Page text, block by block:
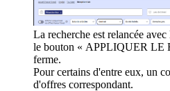
La recherche est relancée
le bouton « APPLIQUER LE
ferme.
Pour certains d'entre eux, un
d'offres correspondant.